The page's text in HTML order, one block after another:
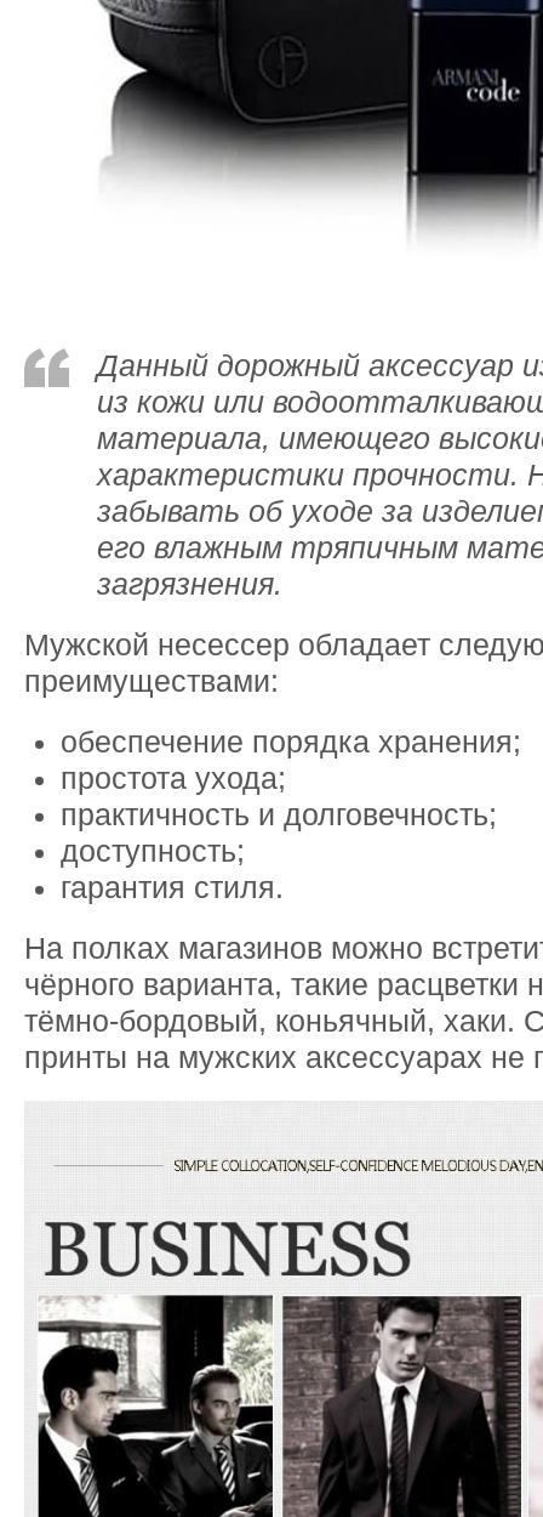
Данный дорожный аксессуар
из кожи или
материала, имеющего
характеристики прочности.
забывать об уходе за
его влажным тряпичным
загрязнения.
Мужской несессер обладает
преимуществами:
обеспечение порядка хранения;
простота ухода;
практичность и долговечность;
доступность;
гарантия стиля.
На полках магазинов можно
чёрного варианта, такие расцветки
тёмно-бордовый, коньячный, хаки.
принты на мужских аксессуарах не